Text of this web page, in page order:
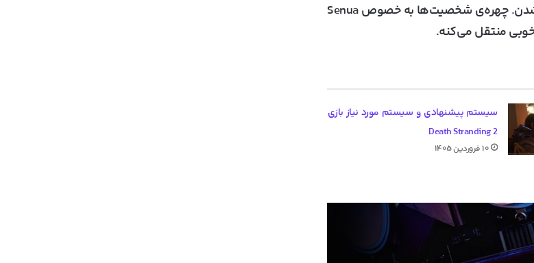
بازی استفاده کرده و محیط‌های بازی با جزئیات فوق‌العاده‌ای طراحی شدن. چهره‌ی شخصیت‌ها به خصوص Senua
منتقل می‌کنه.
سیستم پیشنهادی و سیستم مورد نیاز بازی
Death Stranding 2
۱۰ فروردین ۱۴۰۵